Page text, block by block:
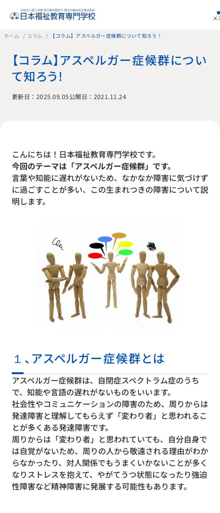
メ
ホーム コラム 【コラム】アスペルガー症候群について知ろう！
【コラム】アスペルガー症候群につい
て知ろう！
更新日：2025.09.05公開日：2021.11.24
こんにちは！日本福祉教育専門学校です。
今回のテーマは「アスペルガー症候群」です。
言葉や知能に遅れがないため、なかなか障害に気づけず
に過ごすことが多い、この生まれつきの障害について説
明します。
１、アスペルガー症候群とは
アスペルガー症候群は、自閉症スペクトラム症のうち
で、知能や言語の遅れがないものをいいます。
社会性やコミュニケーションの障害のため、周りからは
発達障害と理解してもらえず「変わり者」と思われるこ
とが多くある発達障害です。
周りからは「変わり者」と思われていても、自分自身で
は自覚がないため、周りの人から敬遠される理由がわか
らなかったり、対人関係でもうまくいかないことが多く
なりストレスを抱えて、やがてうつ状態になったり強迫
性障害など精神障害に発展する可能性もあります。